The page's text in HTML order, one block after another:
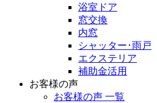
浴室ドア
窓交換
内窓
シャッター･雨戸
エクステリア
補助金活用
お客様の声
お客様の声 一覧